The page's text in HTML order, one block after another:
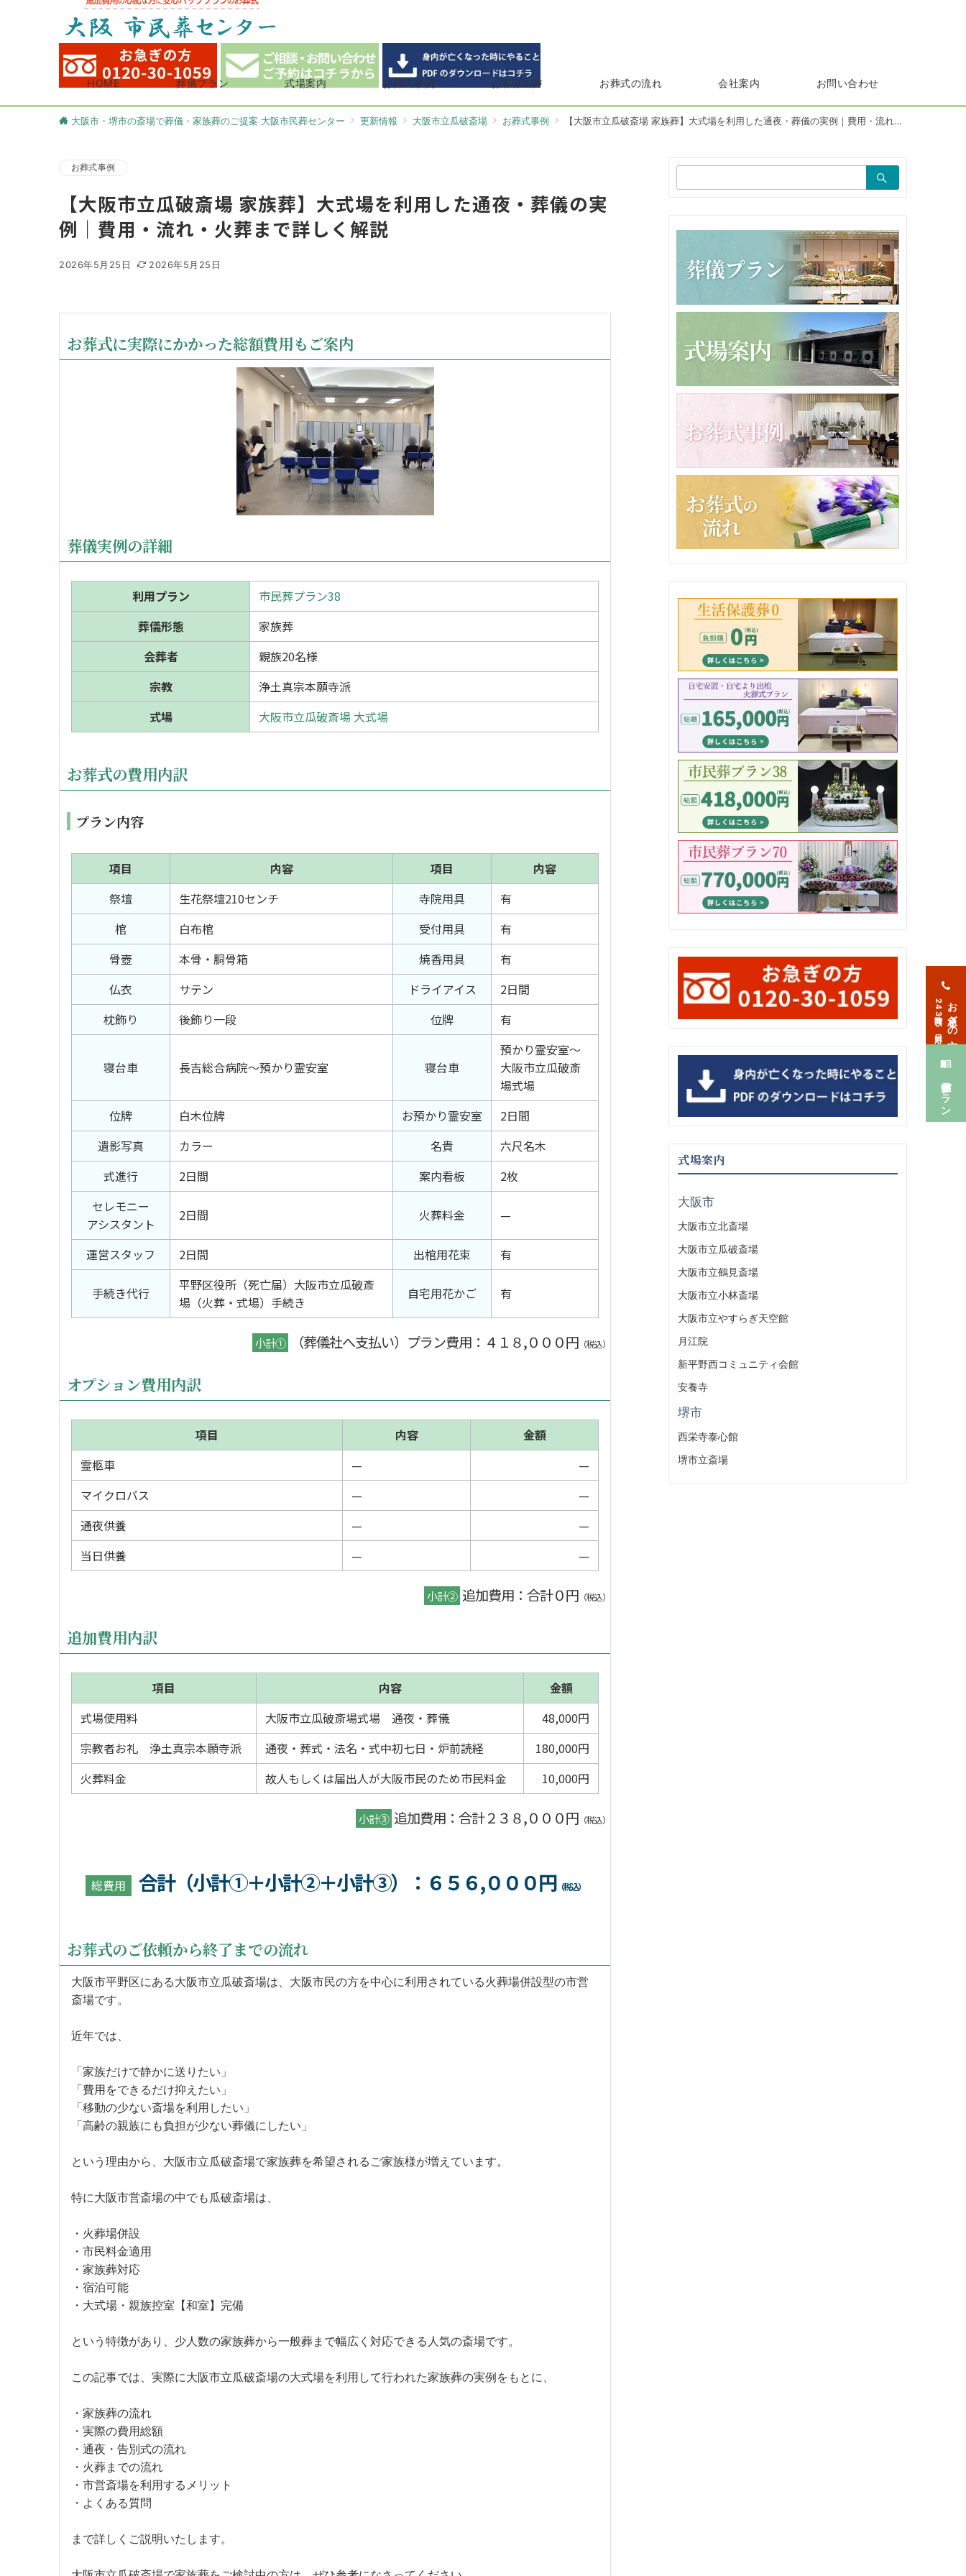
HOME 葬儀プラン 式場案内 お葬式事例 お客様の声 お葬式の流れ 会社案内 お問い合わせ
大阪市・堺市の斎場で葬儀・家族葬のご提案 大阪市民葬センター 更新情報 大阪市立瓜破斎場 お葬式事例 【大阪市立瓜破斎場 家族葬】大式場を利用した通夜・葬儀の実例｜費用・流れ・火葬まで詳しく解説
お葬式事例
【大阪市立瓜破斎場 家族葬】大式場を利用した通夜・葬儀の実
例｜費用・流れ・火葬まで詳しく解説
2026年5月25日 2026年5月25日
お葬式に実際にかかった総額費用もご案内
葬儀実例の詳細
利用プラン
市民葬プラン38
葬儀形態
家族葬
会葬者
親族20名様
宗教
浄土真宗本願寺派
式場
大阪市立瓜破斎場 大式場
お葬式の費用内訳
プラン内容
項目 内容 項目
内容
祭壇
生花祭壇210センチ 寺院用具
有
棺
白布棺 受付用具
有
骨壺
本骨・胴骨箱 焼香用具
有
仏衣
サテン ドライアイス
2日間
枕飾り
後飾り一段 位牌 有
寝台車 長吉総合病院〜預かり霊安室 寝台車
預かり霊安室〜
大阪市立瓜破斎
場式場
位牌
白木位牌 お預かり霊安室
2日間
遺影写真
カラー 名貴
六尺名木
式進行
2日間 案内看板
2枚
セレモニー
アシスタント
2日間 火葬料金 —
運営スタッフ 2日間 出棺用花束 有
手続き代行
平野区役所（死亡届）大阪市立瓜破斎
場（火葬・式場）手続き
自宅用花かご 有
小計① （葬儀社へ支払い）プラン費用 ：４１８,０００円 （税込）
オプション費用内訳
項目 内容
金額
霊柩車
—
—
マイクロバス
—
—
通夜供養
—
—
当日供養
— —
小計② 追加費用：合計０円 （税込）
追加費用内訳
項目 内容
金額
式場使用料
大阪市立瓜破斎場式場 通夜・葬儀
48,000円
宗教者お礼 浄土真宗本願寺派
通夜・葬式・法名・式中初七日・炉前読経
180,000円
火葬料金
故人もしくは届出人が大阪市民のため市民料金 10,000円
小計③ 追加費用：合計２３８,０００円 （税込）
総費用 合計（小計①＋小計②＋小計③） ：６５６,０００円 （税込）
お葬式のご依頼から終了までの流れ
大阪市平野区にある大阪市立瓜破斎場は、大阪市民の方を中心に利用されている火葬場併設型の市営
斎場です。
近年では、
「家族だけで静かに送りたい」
「費用をできるだけ抑えたい」
「移動の少ない斎場を利用したい」
「高齢の親族にも負担が少ない葬儀にしたい」
という理由から、大阪市立瓜破斎場で家族葬を希望されるご家族様が増えています。
特に大阪市営斎場の中でも瓜破斎場は、
・火葬場併設
・市民料金適用
・家族葬対応
・宿泊可能
・大式場・親族控室【和室】完備
という特徴があり、少人数の家族葬から一般葬まで幅広く対応できる人気の斎場です。
この記事では、実際に大阪市立瓜破斎場の大式場を利用して行われた家族葬の実例をもとに、
・家族葬の流れ
・実際の費用総額
・通夜・告別式の流れ
・火葬までの流れ
・市営斎場を利用するメリット
・よくある質問
まで詳しくご説明いたします。
索：
式場案内
大阪市
大阪市立北斎場
大阪市立瓜破斎場
大阪市立鶴見斎場
大阪市立小林斎場
大阪市立やすらぎ天空館
月江院
新平野西コミュニティ会館
安養寺
堺市
西栄寺泰心館
堺市立斎場
お急ぎの方
24時間365日対応
葬儀プラン